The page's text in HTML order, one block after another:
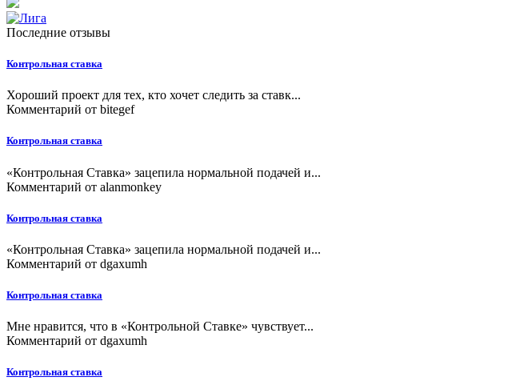
Последние отзывы
Контрольная ставка
Хороший проект для тех, кто хочет следить за ставк...
Комментарий от bitegef
Контрольная ставка
«Контрольная Ставка» зацепила нормальной подачей и...
Комментарий от alanmonkey
Контрольная ставка
«Контрольная Ставка» зацепила нормальной подачей и...
Комментарий от dgaxumh
Контрольная ставка
Мне нравится, что в «Контрольной Ставке» чувствует...
Комментарий от dgaxumh
Контрольная ставка